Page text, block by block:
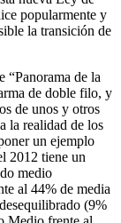
popularmente y
la transición de
“Panorama de la
de doble filo, y
de unos y otros
la realidad de los
un ejemplo
2012 tiene un
medio
al 44% de media
(9%